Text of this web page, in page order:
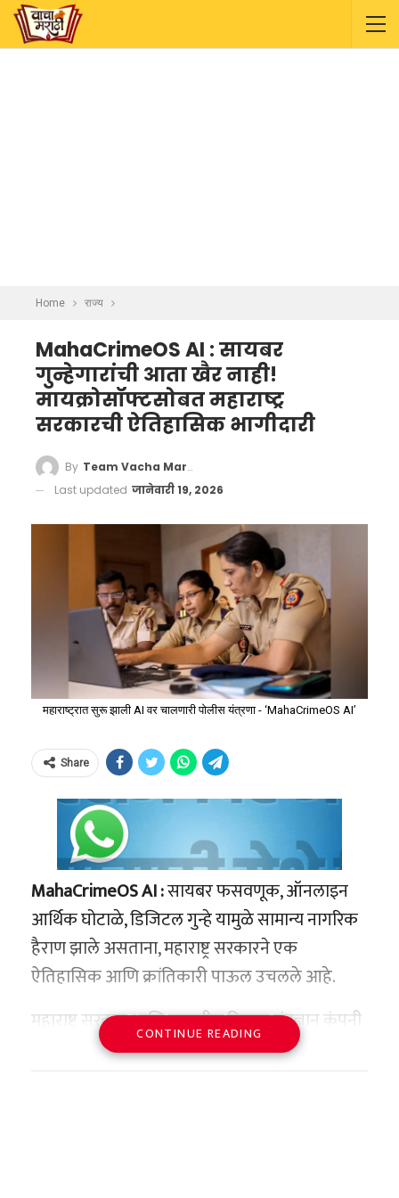
Home राज्य
MahaCrimeOS AI : सायबर
गुन्हेगारांची आता खैर नाही!
मायक्रोसॉफ्टसोबत महाराष्ट्र
सरकारची ऐतिहासिक भागीदारी
By Team Vacha Marathi
Last updated जानेवारी 19, 2026
महाराष्ट्रात सुरू झाली AI वर चालणारी पोलीस यंत्रणा - ‘MahaCrimeOS AI’
Share
MahaCrimeOS AI :सायबर फसवणूक, ऑनलाइन
आर्थिक घोटाळे, डिजिटल गुन्हे यामुळे सामान्य नागरिक
हैराण झाले असताना, महाराष्ट्र सरकारने एक
ऐतिहासिक आणि क्रांतिकारी पाऊल उचलले आहे.
महाराष्ट्र सरकार आणि जगातील दिग्गज तंत्रज्ञान कंपनी
Microsoft यांनी मिळून ‘MahaCrimeOS AI’ ही
अत्याधुनिक कृत्रिम बुद्धिमत्तेवर आधारित प्रणाली
CONTINUE READING